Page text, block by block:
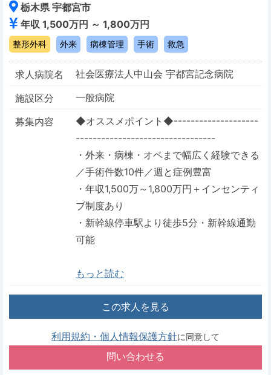
栃木県 宇都宮市
年収 1,500万円 ～ 1,800万円
整形外科 外来 病棟管理 手術 救急
求人病院名
社会医療法人中山会 宇都宮記念病院
施設区分
一般病院
募集内容
◆オススメポイント◆--------------------
---------------------------------
・外来・病棟・オペまで幅広く経験できる
／手術件数10件／週と症例豊富
・年収1,500万～1,800万円＋インセンティ
ブ制度あり
・新幹線停車駅より徒歩5分・新幹線通勤
可能
もっと読む
この求人を見る
利用規約・個人情報保護方針に同意して